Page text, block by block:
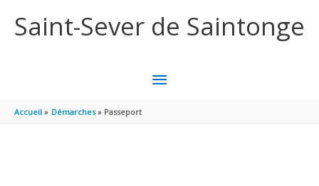
Saint-Sever de Saintonge
MENU
Accueil Démarches Passeport